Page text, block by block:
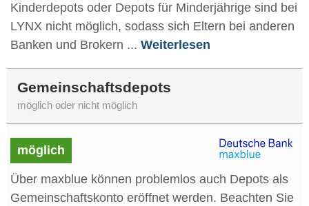
Kinderdepots oder Depots für Minderjährige sind bei
LYNX nicht möglich, sodass sich Eltern bei anderen
Banken und Brokern ... Weiterlesen
Gemeinschaftsdepots
möglich oder nicht möglich
möglich
Über maxblue können problemlos auch Depots als
Gemeinschaftskonto eröffnet werden. Beachten Sie